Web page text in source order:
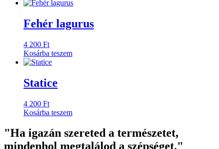
Fehér lagurus
4 200 Ft
Kosárba teszem
Statice
4 200 Ft
Kosárba teszem
"Ha igazán szereted a természetet,
mindenhol megtalálod a szépséget."